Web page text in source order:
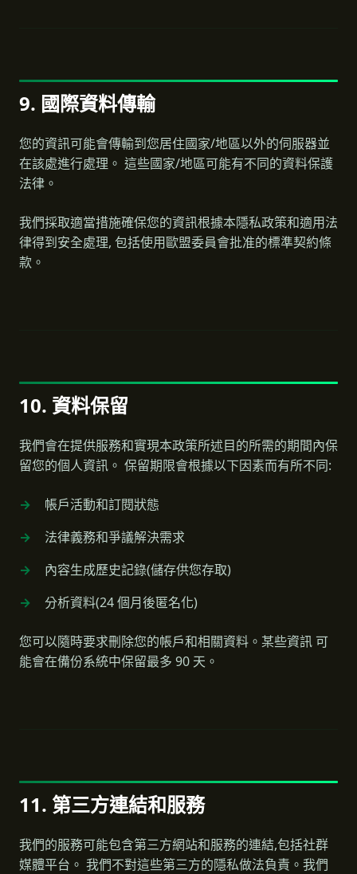
9. 國際資料傳輸
您的資訊可能會傳輸到您居住國家/地區以外的伺服器並
在該處進行處理。 這些國家/地區可能有不同的資料保護
法律。
我們採取適當措施確保您的資訊根據本隱私政策和適用法
律得到安全處理, 包括使用歐盟委員會批准的標準契約條
款。
10. 資料保留
我們會在提供服務和實現本政策所述目的所需的期間內保
留您的個人資訊。 保留期限會根據以下因素而有所不同:
帳戶活動和訂閱狀態
法律義務和爭議解決需求
內容生成歷史記錄(儲存供您存取)
分析資料(24 個月後匿名化)
您可以隨時要求刪除您的帳戶和相關資料。某些資訊 可
能會在備份系統中保留最多 90 天。
11. 第三方連結和服務
我們的服務可能包含第三方網站和服務的連結,包括社群
媒體平台。 我們不對這些第三方的隱私做法負責。我們